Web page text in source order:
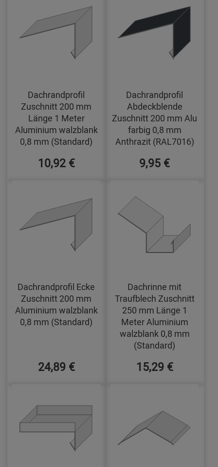
Dachrandprofil
Zuschnitt 200 mm
Länge 1 Meter
Aluminium walzblank
0,8 mm (Standard)
10,92 €
Dachrandprofil
Abdeckblende
Zuschnitt 200 mm Alu
farbig 0,8 mm
Anthrazit (RAL7016)
9,95 €
Dachrandprofil Ecke
Zuschnitt 200 mm
Aluminium walzblank
0,8 mm (Standard)
24,89 €
Dachrinne mit
Traufblech Zuschnitt
250 mm Länge 1
Meter Aluminium
walzblank 0,8 mm
(Standard)
15,29 €